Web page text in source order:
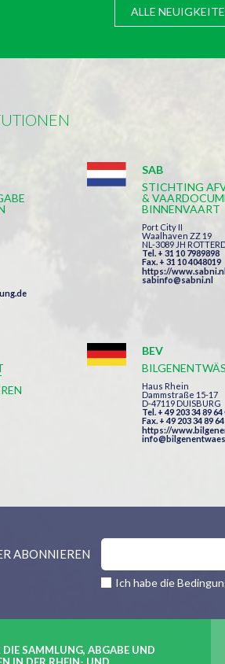
ALLE
SAB
STICHTING
&
BINNENVAART
Port City II
Waalhaven ZZ 19
NL-3089 JH
Tel. + 31 10 7989898
Fax. + 31 10 4048019
https://
sabinfo@sabni.nl
BEV
Haus Rhein
Dammstraße 15-17
D-47119 DUISBURG
Tel. + 49 203 34 89 64
Fax. + 49 203 34 89
https://
ABONNIEREN
Ich habe die
SAMMLUNG, ABGABE UND